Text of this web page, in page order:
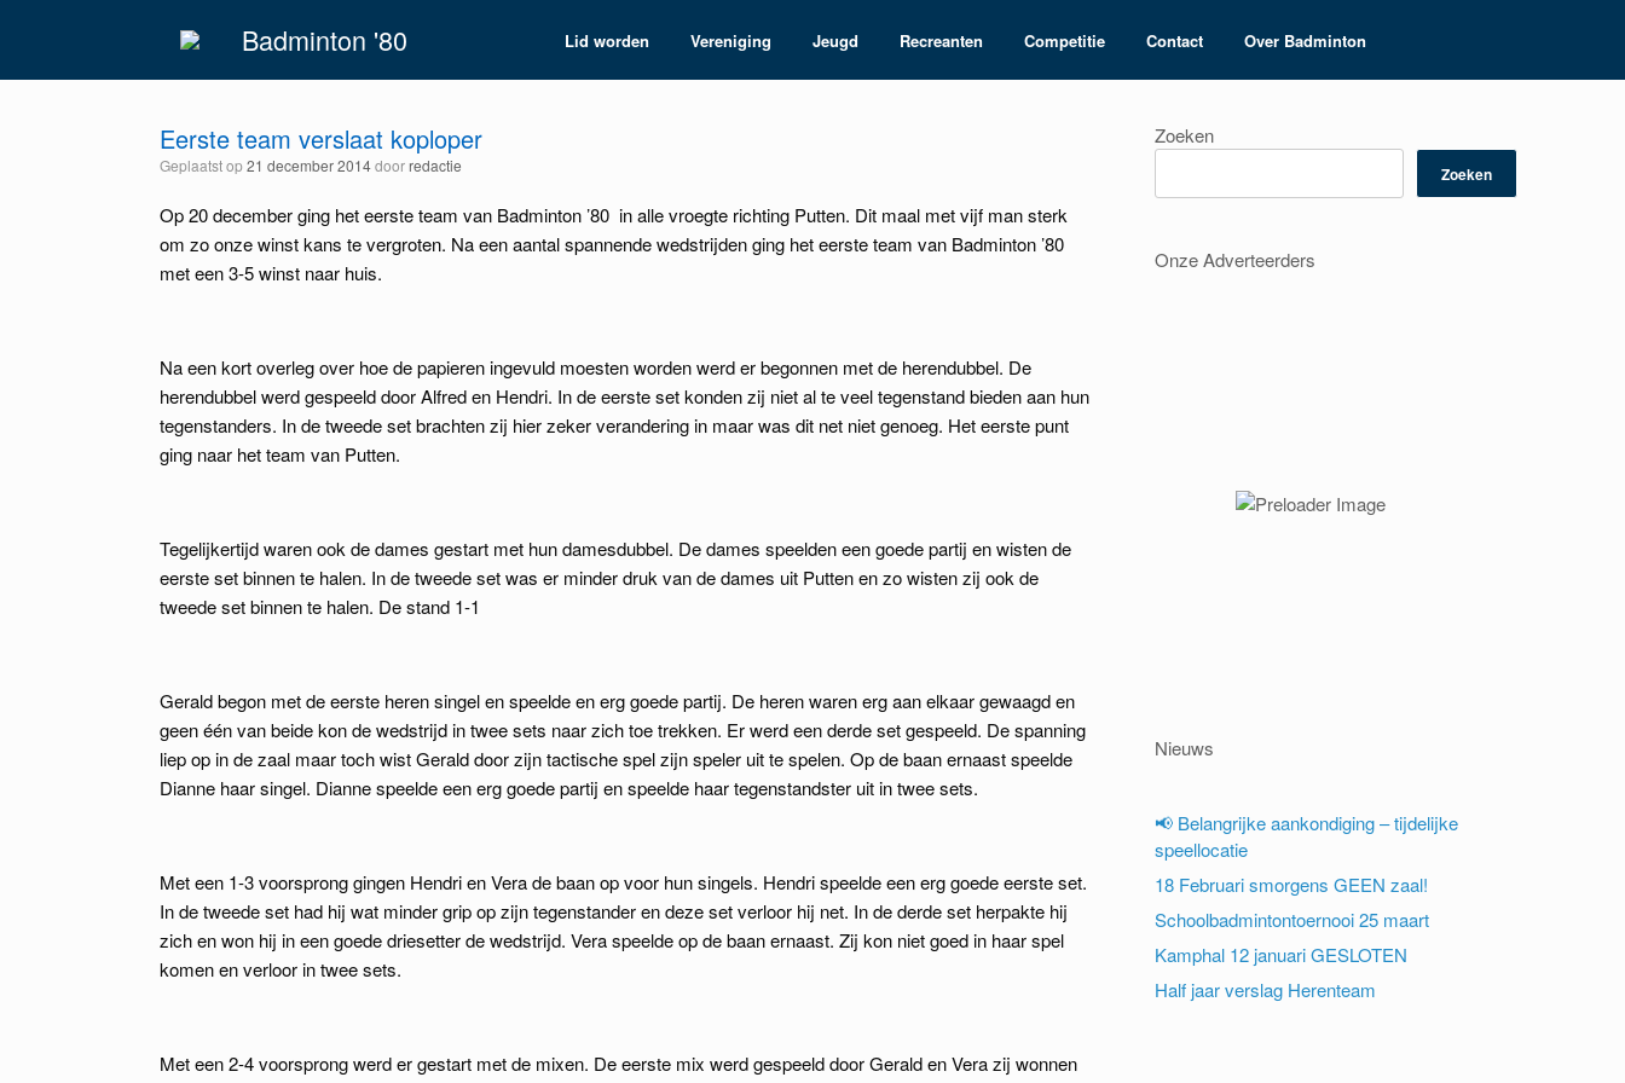
Badminton '80 Lid worden Vereniging Jeugd Recreanten Competitie Contact Over Badminton
Eerste team verslaat koploper
Geplaatst op21 december 2014doorredactie
Op 20 december ging het eerste team van Badminton ’80 in alle vroegte richting Putten. Dit maal met vijf man sterk
om zo onze winst kans te vergroten. Na een aantal spannende wedstrijden ging het eerste team van Badminton ’80
met een 3-5 winst naar huis.
Na een kort overleg over hoe de papieren ingevuld moesten worden werd er begonnen met de herendubbel. De
herendubbel werd gespeeld door Alfred en Hendri. In de eerste set konden zij niet al te veel tegenstand bieden aan hun
tegenstanders. In de tweede set brachten zij hier zeker verandering in maar was dit net niet genoeg. Het eerste punt
ging naar het team van Putten.
Tegelijkertijd waren ook de dames gestart met hun damesdubbel. De dames speelden een goede partij en wisten de
eerste set binnen te halen. In de tweede set was er minder druk van de dames uit Putten en zo wisten zij ook de
tweede set binnen te halen. De stand 1-1
Gerald begon met de eerste heren singel en speelde en erg goede partij. De heren waren erg aan elkaar gewaagd en
geen één van beide kon de wedstrijd in twee sets naar zich toe trekken. Er werd een derde set gespeeld. De spanning
liep op in de zaal maar toch wist Gerald door zijn tactische spel zijn speler uit te spelen. Op de baan ernaast speelde
Dianne haar singel. Dianne speelde een erg goede partij en speelde haar tegenstandster uit in twee sets.
Met een 1-3 voorsprong gingen Hendri en Vera de baan op voor hun singels. Hendri speelde een erg goede eerste set.
In de tweede set had hij wat minder grip op zijn tegenstander en deze set verloor hij net. In de derde set herpakte hij
zich en won hij in een goede driesetter de wedstrijd. Vera speelde op de baan ernaast. Zij kon niet goed in haar spel
komen en verloor in twee sets.
Met een 2-4 voorsprong werd er gestart met de mixen. De eerste mix werd gespeeld door Gerald en Vera zij wonnen
Zoeken
Zoeken
Onze Adverteerders
Nieuws
📢 Belangrijke aankondiging – tijdelijke
speellocatie
18 Februari smorgens GEEN zaal!
Schoolbadmintontoernooi 25 maart
Kamphal 12 januari GESLOTEN
Half jaar verslag Herenteam